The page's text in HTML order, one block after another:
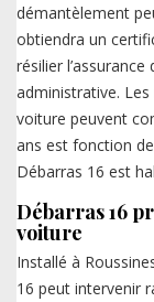
démantèlement
obtiendra un
résilier
administrative.
voiture peuvent
ans est fonction
Débarras 16 est
Débarras 16
voiture
Installé à
16 peut intervenir